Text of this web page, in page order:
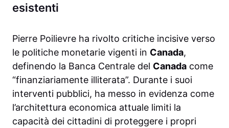
esistenti
Pierre Poilievre ha rivolto critiche incisive verso
le politiche monetarie vigenti in Canada,
definendo la Banca Centrale del Canada come
“finanziariamente illiterata”. Durante i suoi
interventi pubblici, ha messo in evidenza come
l’architettura economica attuale limiti la
capacità dei cittadini di proteggere i propri